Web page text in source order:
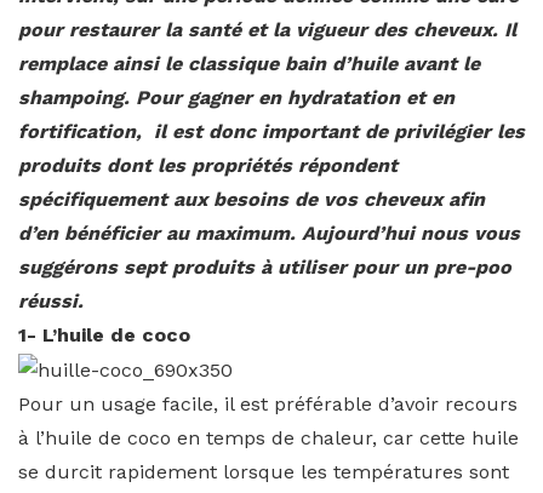
pour restaurer la santé et la vigueur des cheveux. Il
remplace ainsi le classique bain d’huile avant le
shampoing. Pour gagner en hydratation et en
fortification, il est donc important de privilégier les
produits dont les propriétés répondent
spécifiquement aux besoins de vos cheveux afin
d’en bénéficier au maximum. Aujourd’hui nous vous
suggérons sept produits à utiliser pour un pre-poo
réussi.
1- L’huile de coco
Pour un usage facile, il est préférable d’avoir recours
à l’huile de coco en temps de chaleur, car cette huile
se durcit rapidement lorsque les températures sont